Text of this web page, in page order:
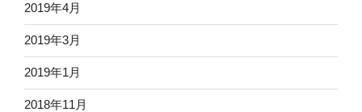
2019年4月
2019年3月
2019年1月
2018年11月